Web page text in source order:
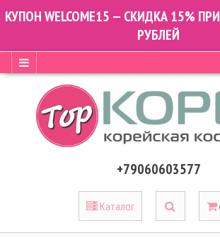
КУПОН WELCOME15 — СКИДКА 15%
РУБЛЕЙ
+79060603577
Каталог